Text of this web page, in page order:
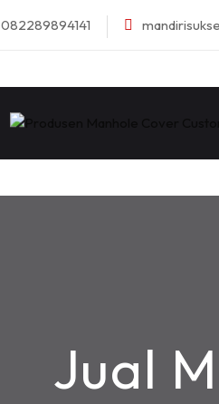
082289894141
Jual